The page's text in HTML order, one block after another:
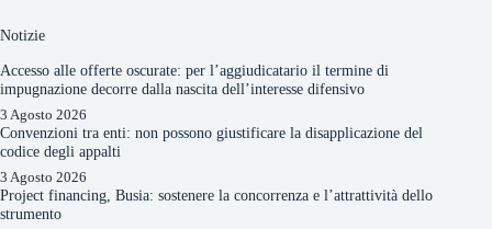
Notizie
Accesso alle offerte oscurate: per l’aggiudicatario il termine di
impugnazione decorre dalla nascita dell’interesse difensivo
3 Agosto 2026
Convenzioni tra enti: non possono giustificare la disapplicazione del
codice degli appalti
3 Agosto 2026
Project financing, Busia: sostenere la concorrenza e l’attrattività dello
strumento